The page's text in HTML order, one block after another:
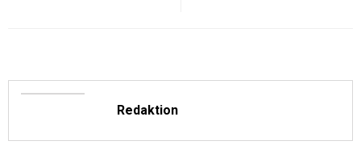
Redaktion